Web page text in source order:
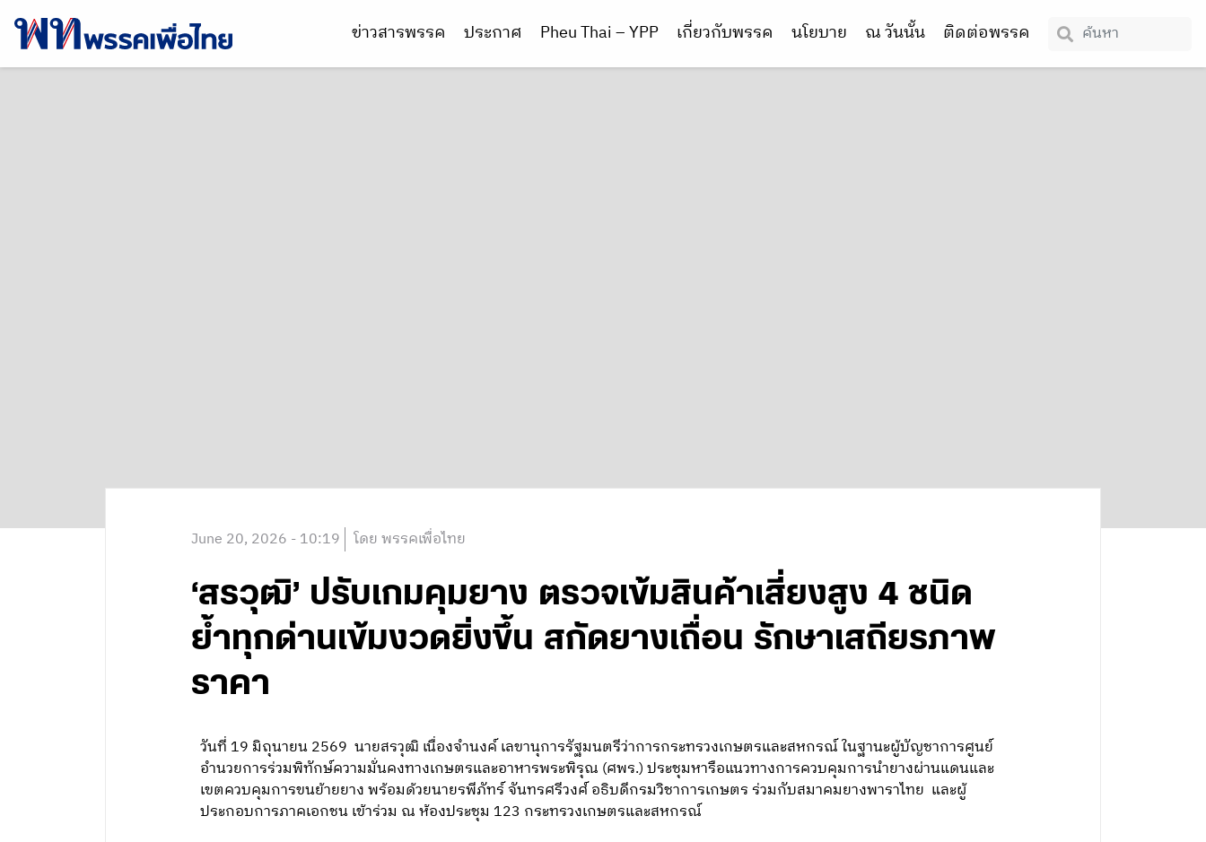
ข่าวสารพรรค ประกาศ Pheu Thai – YPP เกี่ยวกับพรรค นโยบาย ณ วันนั้น ติดต่อพรรค
June 20, 2026 - 10:19 โดย พรรคเพื่อไทย
‘สรวุฒิ’ ปรับเกมคุมยาง ตรวจเข้มสินค้าเสี่ยงสูง 4 ชนิด
ย้ำทุกด่านเข้มงวดยิ่งขึ้น สกัดยางเถื่อน รักษาเสถียรภาพ
ราคา
วันที่ 19 มิถุนายน 2569 นายสรวุฒิ เนื่องจำนงค์ เลขานุการรัฐมนตรีว่าการกระทรวงเกษตรและสหกรณ์ ในฐานะผู้บัญชาการศูนย์
อำนวยการร่วมพิทักษ์ความมั่นคงทางเกษตรและอาหารพระพิรุณ (ศพร.) ประชุมหารือแนวทางการควบคุมการนำยางผ่านแดนและ
เขตควบคุมการขนย้ายยาง พร้อมด้วยนายรพีภัทร์ จันทรศรีวงศ์ อธิบดีกรมวิชาการเกษตร ร่วมกับสมาคมยางพาราไทย และผู้
ประกอบการภาคเอกชน เข้าร่วม ณ ห้องประชุม 123 กระทรวงเกษตรและสหกรณ์